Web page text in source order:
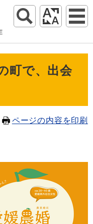
町で、出会
ページの内容を印刷